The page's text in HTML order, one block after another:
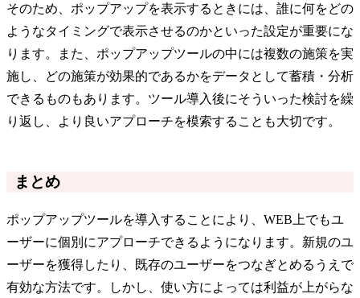
そのため、ポップアップを表示するときには、誰に何をどの
ようなタイミングで表示させるのかといった設定が重要にな
ります。また、ポップアップツールの中には複数の施策を実
施し、どの施策が効果的であるかをデータとして蓄積・分析
できるものもあります。ツール導入後にそういった検討を繰
り返し、より良いアプローチを模索することも大切です。
まとめ
ポップアップツールを導入することにより、WEB上でもユ
ーザーに個別にアプローチできるようになります。新規のユ
ーザーを獲得したり、既存のユーザーをつなぎとめるうえで
有効な方法です。しかし、使い方によっては利益が上がらな